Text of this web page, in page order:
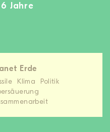
Jahre
Erde
Klima
Politik